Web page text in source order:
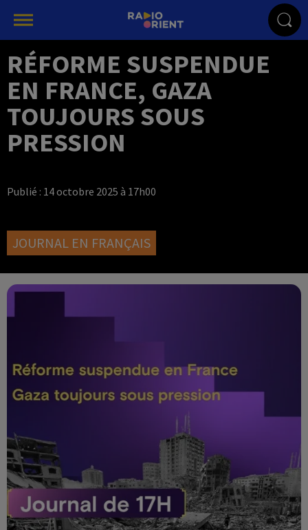
RÉFORME SUSPENDUE
EN FRANCE, GAZA
TOUJOURS SOUS
PRESSION
Publié : 14 octobre 2025 à 17h00
JOURNAL EN FRANÇAIS